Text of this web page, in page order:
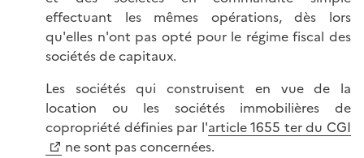
effectuant les mêmes opérations, dès lors
qu'elles n'ont pas opté pour le régime fiscal des
sociétés de capitaux.
Les sociétés qui construisent en vue de la
location ou les sociétés immobilières de
copropriété définies par l'article 1655 ter du CGI
ne sont pas concernées.